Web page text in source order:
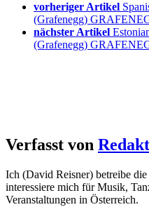
vorheriger Artikel
(Grafenegg)
nächster Artikel
(Grafenegg)
Verfasst von
Ich (David Reisner) betreibe
interessiere mich für Musik,
Veranstaltungen in Österreich.